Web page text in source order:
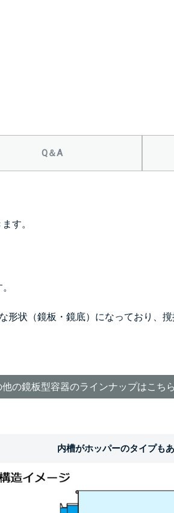
Q＆A
す。
形状（鏡板・鏡底）になっており、
他の鏡板型容器のラインナップはこちら
内槽がホッパーのタイプも